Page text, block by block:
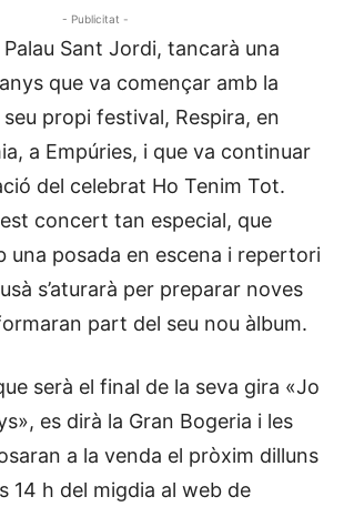
- Publicitat -
Sant Jordi, tancarà una
que va començar amb la
propi festival, Respira, en
a Empúries, i que va continuar
del celebrat Ho Tenim Tot.
concert tan especial, que
una posada en escena i repertori
s’aturarà per preparar noves
part del seu nou àlbum.
serà el final de la seva gira «Jo
es dirà la Gran Bogeria i les
a la venda el pròxim dilluns
14 h del migdia al web de